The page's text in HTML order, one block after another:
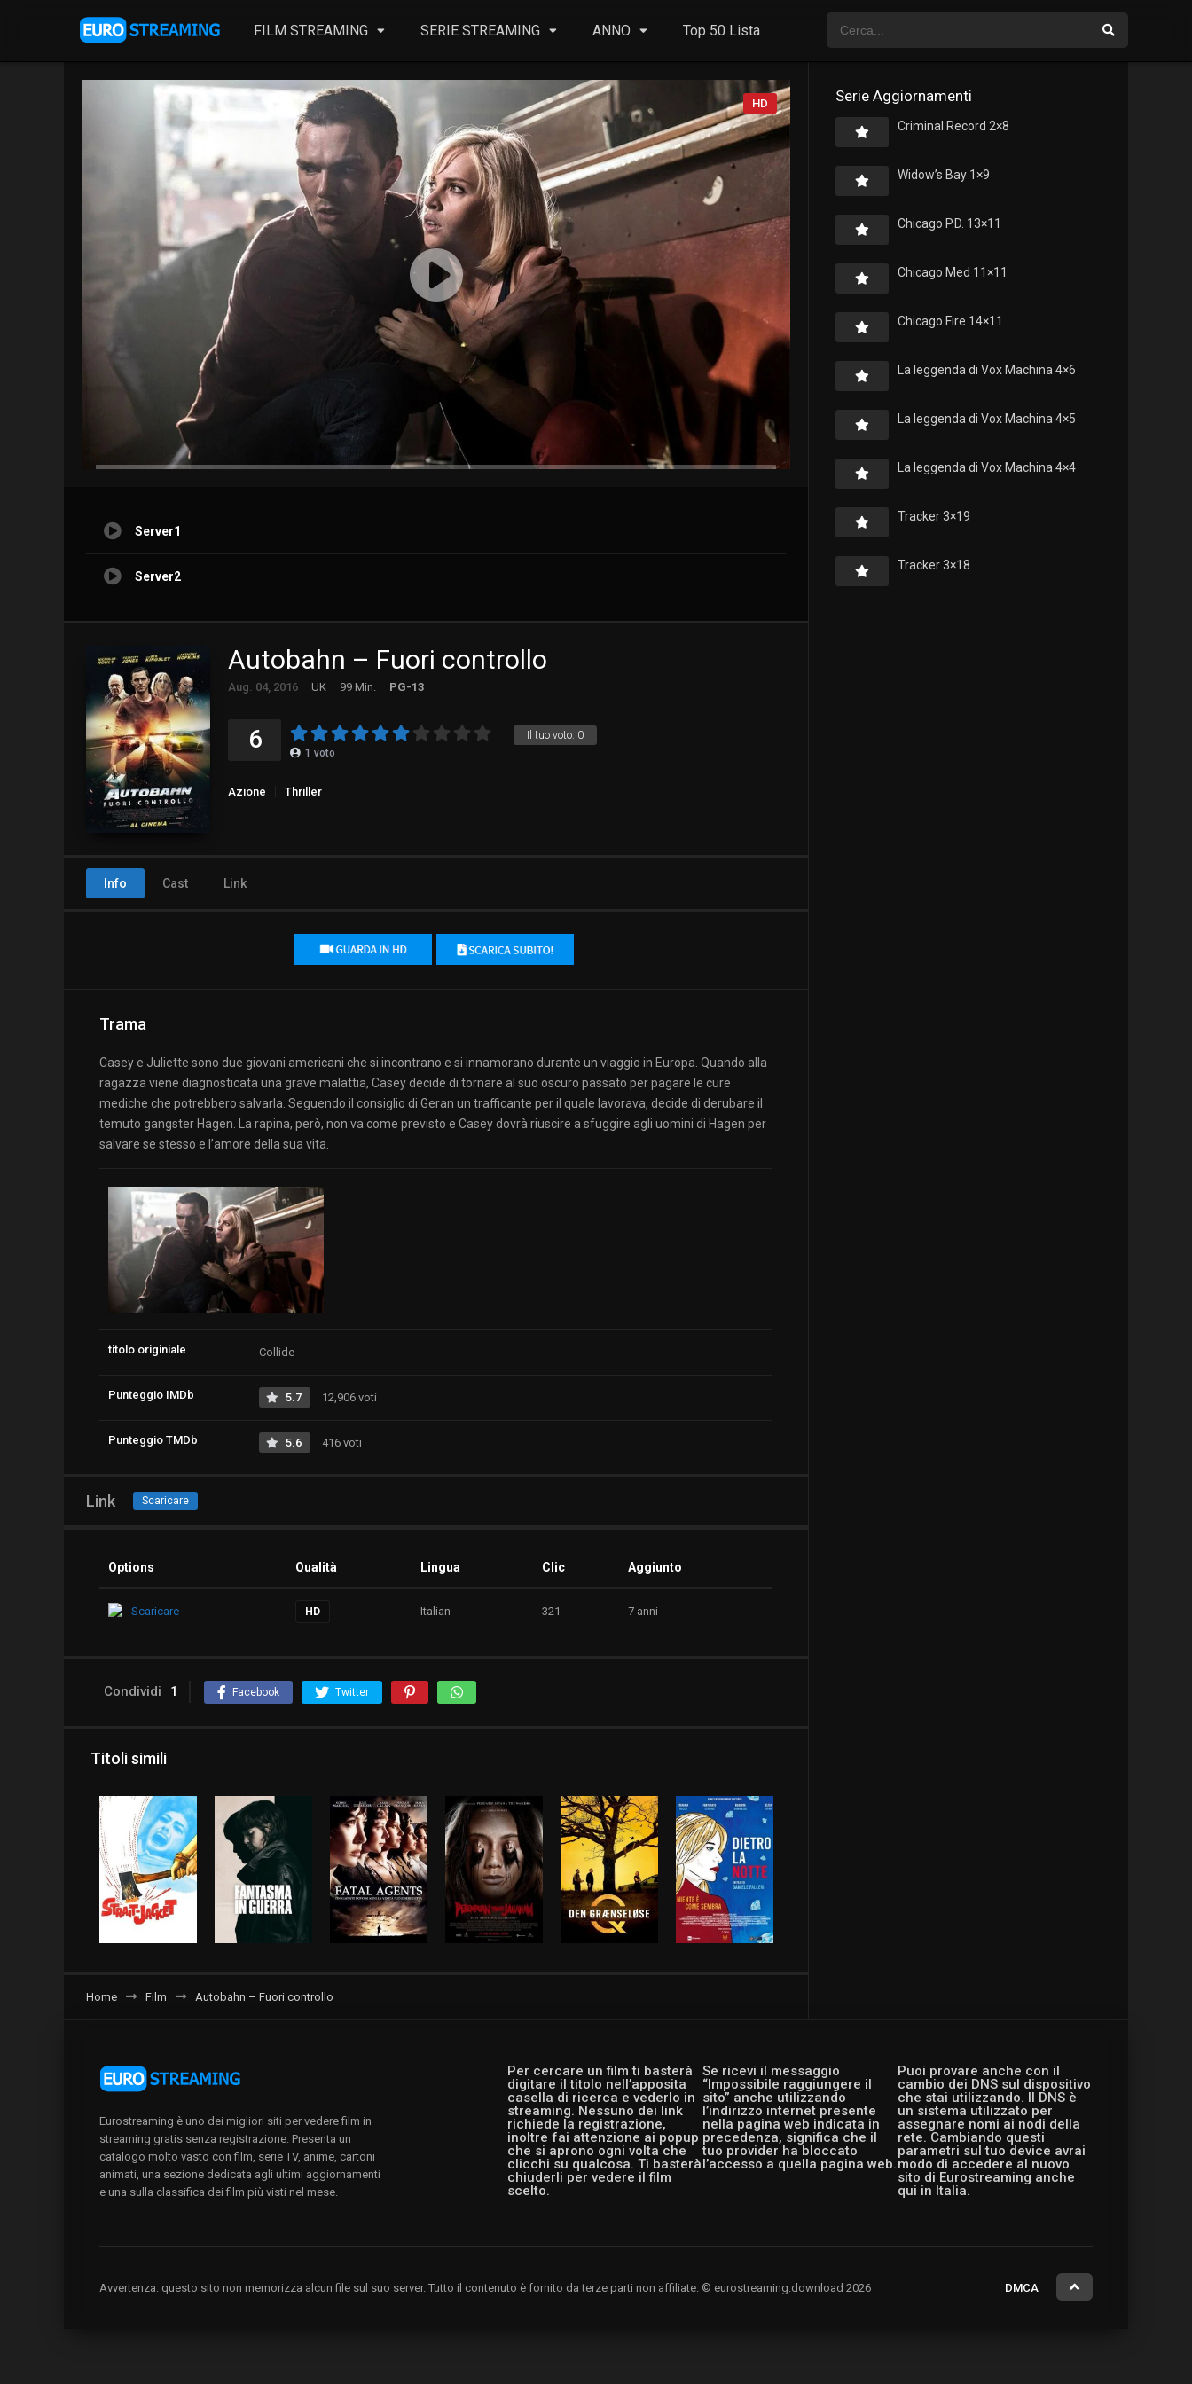
FILM STREAMING SERIE STREAMING ANNO Top 50 Lista
HD
Server1
Server2
Autobahn – Fuori controllo
Aug. 04, 2016 UK 99 Min. PG-13
Il tuo voto: 0
6 1 voto
Azione Thriller
Info Cast Link
Trama
Casey e Juliette sono due giovani americani che si incontrano e si innamorano durante un viaggio in Europa. Quando alla
ragazza viene diagnosticata una grave malattia, Casey decide di tornare al suo oscuro passato per pagare le cure
mediche che potrebbero salvarla. Seguendo il consiglio di Geran un trafficante per il quale lavorava, decide di derubare il
temuto gangster Hagen. La rapina, però, non va come previsto e Casey dovrà riuscire a sfuggire agli uomini di Hagen per
salvare se stesso e l’amore della sua vita.
titolo originiale Collide
Punteggio IMDb 5.7 12,906 voti
Punteggio TMDb 5.6 416 voti
Link Scaricare
Options Qualità Lingua Clic Aggiunto
Scaricare HD Italian 321 7 anni
Condividi 1 Facebook Twitter
Titoli simili
Home Film Autobahn – Fuori controllo
Serie Aggiornamenti
Criminal Record 2×8
Widow’s Bay 1×9
Chicago P.D. 13×11
Chicago Med 11×11
Chicago Fire 14×11
La leggenda di Vox Machina 4×6
La leggenda di Vox Machina 4×5
La leggenda di Vox Machina 4×4
Tracker 3×19
Tracker 3×18
Per cercare un film ti basterà
digitare il titolo nell’apposita
casella di ricerca e vederlo in
streaming. Nessuno dei link
richiede la registrazione,
inoltre fai attenzione ai popup
che si aprono ogni volta che
clicchi su qualcosa. Ti basterà
chiuderli per vedere il film
scelto.
Se ricevi il messaggio
“Impossibile raggiungere il
sito” anche utilizzando
l’indirizzo internet presente
nella pagina web indicata in
precedenza, significa che il
tuo provider ha bloccato
l’accesso a quella pagina web.
Puoi provare anche con il
cambio dei DNS sul dispositivo
che stai utilizzando. Il DNS è
un sistema utilizzato per
assegnare nomi ai nodi della
rete. Cambiando questi
parametri sul tuo device avrai
modo di accedere al nuovo
sito di Eurostreaming anche
qui in Italia.
Eurostreaming è uno dei migliori siti per vedere film in
streaming gratis senza registrazione. Presenta un
catalogo molto vasto con film, serie TV, anime, cartoni
animati, una sezione dedicata agli ultimi aggiornamenti
e una sulla classifica dei film più visti nel mese.
Avvertenza: questo sito non memorizza alcun file sul suo server. Tutto il contenuto è fornito da terze parti non affiliate. © eurostreaming.download 2026 DMCA